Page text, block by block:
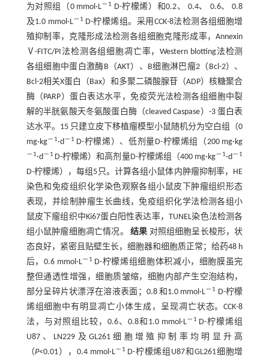
为对照组（0 mmol·L－1 D-柠檬烯）和0.2、 0.4、 0.6、 0.8
及1.0 mmol·L－1 D-柠檬烯组。采用CCK-8法检测各组细胞增
殖抑制率，克隆形成法检测各组细胞克隆形成率，Annexin
Ⅴ-FITC/PI法检测各组细胞凋亡率，Western blotting法检测
各组细胞中蛋白激酶B（AKT）、B细胞淋巴瘤2（Bcl-2）、
Bcl-2相关X蛋白（Bax）和多聚二磷酸腺苷（ADP）核糖聚合
酶（PARP）蛋白表达水平，免疫荧光法检测各组细胞中裂
解的半胱氨酸天冬氨酸蛋白酶（cleaved Caspase）-3 蛋白表
达水平。15 只建立皮下移植瘤模型小鼠随机分为空白组（0
mg·kg－1·d－1 D-柠檬烯）、低剂量D-柠檬烯组（200 mg·kg
－1·d－1 D-柠檬烯）和高剂量D-柠檬烯组（400 mg·kg－1·d－1
D-柠檬烯），每组5只。计算各组小鼠体内肿瘤抑制率，HE
染色和免疫组织化学染色观察各组小鼠皮下肿瘤组织形态
表现，并绘制肿瘤生长曲线，免疫组织化学法检测各组小
鼠皮下瘤组织中Ki67蛋白阳性表达率，TUNEL染色法检测各
组小鼠肿瘤细胞凋亡情况。 结果 对照组细胞呈长梭形，状
态良好，紧密且贴壁生长，细胞器和细胞质正常；给药48 h
后，0.6 mmol·L－1 D-柠檬烯组细胞体积减小，细胞膜虽完
整但通透性增强，细胞质皱缩，细胞内部产生空泡结构，
部分呈碎片状漂浮在溶液表面；0.8 和1.0 mmol·L－1 D-柠檬
烯组细胞中有明显凋亡小体生成，呈现凋亡状态。CCK-8
法，与对照组比较，0.6、0.8和1.0 mmol·L－1 D-柠檬烯组
U87、LN229及GL261细胞增殖抑制率均明显升高
（P<0.01），0.4 mmol·L－1 D-柠檬烯组U87和GL261细胞增